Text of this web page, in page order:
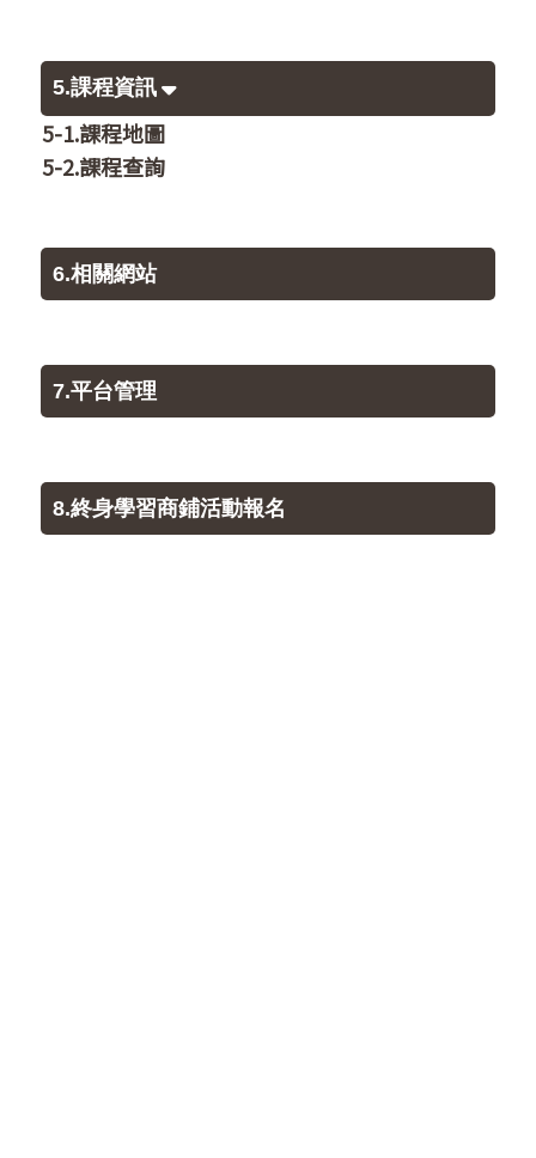
5.課程資訊
5-1.課程地圖
5-2.課程查詢
6.相關網站
7.平台管理
8.終身學習商鋪活動報名